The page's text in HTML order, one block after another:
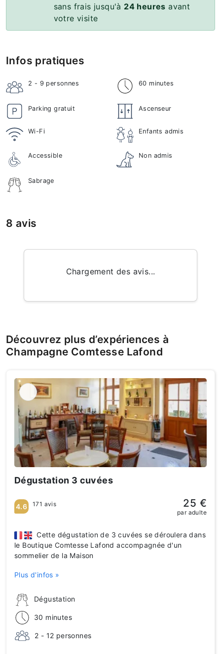
sans frais jusqu'à 24 heures avant
votre visite
Infos pratiques
2 - 9 personnes 60 minutes
Parking gratuit Ascenseur
Wi-Fi Enfants admis
Accessible Non admis
Sabrage
8 avis
Chargement des avis...
Découvrez plus d’expériences à
Champagne Comtesse Lafond
Dégustation 3 cuvées
Dégustation
30 minutes
2 - 12 personnes
Cette dégustation de 3 cuvées se déroulera dans
le Boutique Comtesse Lafond accompagnée d'un
sommelier de la Maison
Plus d'infos »
4.6 171 avis 25 €
par adulte